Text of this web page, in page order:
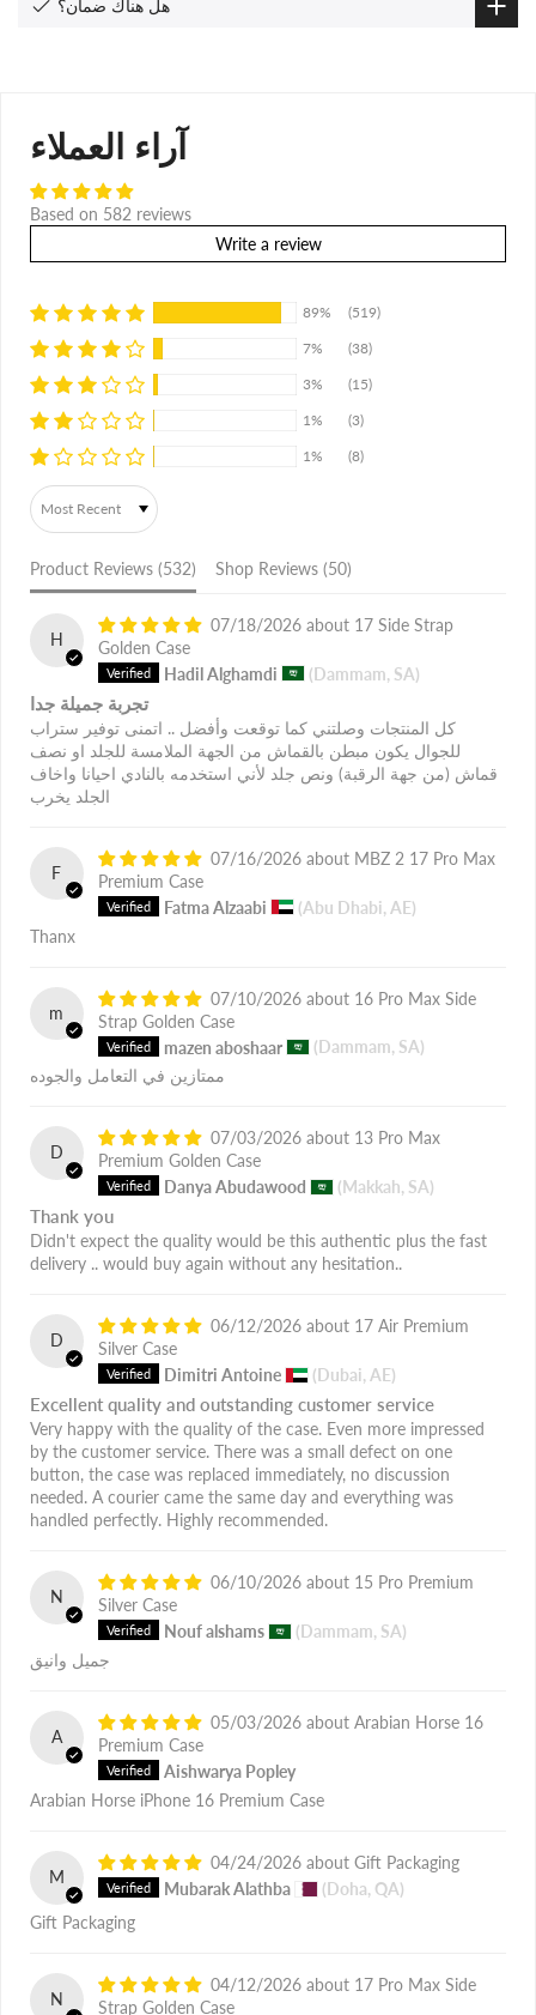
هل هناك ضمان؟
آراء العملاء
Based on 582 reviews
Write a review
89%
(519)
7%
(38)
3%
(15)
1%
(3)
1%
(8)
Sort by
Product Reviews (532) Shop Reviews (50)
H
07/18/2026
17 Side Strap
Golden Case
Hadil Alghamdi
(Dammam, SA)
تجربة جميلة جدا
كل المنتجات وصلتني كما توقعت وأفضل .. اتمنى توفير ستراب
للجوال يكون مبطن بالقماش من الجهة الملامسة للجلد او نصف
قماش (من جهة الرقبة) ونص جلد لأني استخدمه بالنادي احيانا واخاف
الجلد يخرب
F
07/16/2026
MBZ 2 17 Pro Max
Premium Case
Fatma Alzaabi
(Abu Dhabi, AE)
Thanx
m
07/10/2026
16 Pro Max Side
Strap Golden Case
mazen aboshaar
(Dammam, SA)
ممتازين في التعامل والجوده
D
07/03/2026
13 Pro Max
Premium Golden Case
Danya Abudawood
(Makkah, SA)
Thank you
Didn't expect the quality would be this authentic plus the fast
delivery .. would buy again without any hesitation..
D
06/12/2026
17 Air Premium
Silver Case
Dimitri Antoine
(Dubai, AE)
Excellent quality and outstanding customer service
Very happy with the quality of the case. Even more impressed
by the customer service. There was a small defect on one
button, the case was replaced immediately, no discussion
needed. A courier came the same day and everything was
handled perfectly. Highly recommended.
N
06/10/2026
15 Pro Premium
Silver Case
Nouf alshams
(Dammam, SA)
جميل وانيق
A
05/03/2026
Arabian Horse 16
Premium Case
Aishwarya Popley
Arabian Horse iPhone 16 Premium Case
M
04/24/2026
Gift Packaging
Mubarak Alathba
(Doha, QA)
Gift Packaging
N
04/12/2026
17 Pro Max Side
Strap Golden Case